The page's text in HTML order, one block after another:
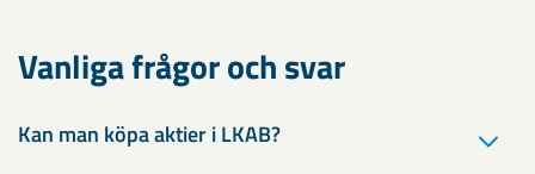
Vanliga frågor och svar
Kan man köpa aktier i LKAB?